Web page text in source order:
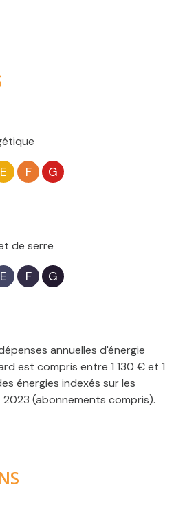
E F G
de serre
E F G
annuelles d'énergie
est compris entre 1 130 € et 1
énergies indexés sur les
2023 (abonnements compris).